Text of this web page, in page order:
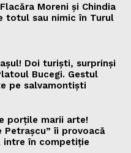
Moreni și Chindia
totul sau nimic în Turul
Doi turiști, surprinși
Bucegi. Gestul
pe salvamontiști
porțile marii arte!
Petrașcu” îi provoacă
intre în competiție